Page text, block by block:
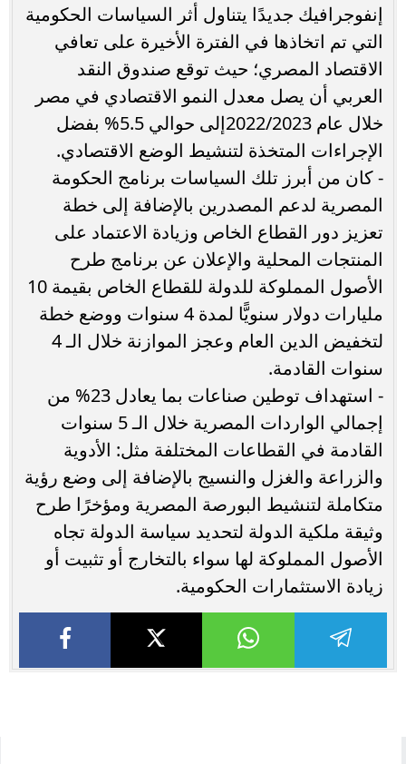
إنفوجرافيك جديدًا يتناول أثر السياسات الحكومية
التي تم اتخاذها في الفترة الأخيرة على تعافي
الاقتصاد المصري؛ حيث توقع صندوق النقد
العربي أن يصل معدل النمو الاقتصادي في مصر
خلال عام 2022/2023إلى حوالي 5.5% بفضل
الإجراءات المتخذة لتنشيط الوضع الاقتصادي.
- كان من أبرز تلك السياسات برنامج الحكومة
المصرية لدعم المصدرين بالإضافة إلى خطة
تعزيز دور القطاع الخاص وزيادة الاعتماد على
المنتجات المحلية والإعلان عن برنامج طرح
الأصول المملوكة للدولة للقطاع الخاص بقيمة 10
مليارات دولار سنويًّا لمدة 4 سنوات ووضع خطة
لتخفيض الدين العام وعجز الموازنة خلال الـ 4
سنوات القادمة.
- استهداف توطين صناعات بما يعادل 23% من
إجمالي الواردات المصرية خلال الـ 5 سنوات
القادمة في القطاعات المختلفة مثل: الأدوية
والزراعة والغزل والنسيج بالإضافة إلى وضع رؤية
متكاملة لتنشيط البورصة المصرية ومؤخرًا طرح
وثيقة ملكية الدولة لتحديد سياسة الدولة تجاه
الأصول المملوكة لها سواء بالتخارج أو تثبيت أو
زيادة الاستثمارات الحكومية.